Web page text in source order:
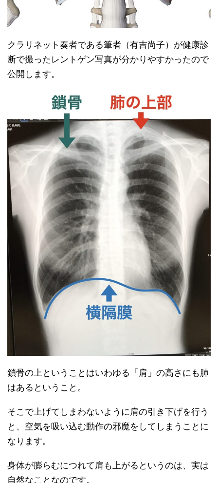
クラリネット奏者である筆者（有吉尚子）が健康診
断で撮ったレントゲン写真が分かりやすかったので
公開します。
鎖骨の上ということはいわゆる「肩」の高さにも肺
はあるということ。
そこで上げてしまわないように肩の引き下げを行う
と、空気を吸い込む動作の邪魔をしてしまうことに
なります。
身体が膨らむにつれて肩も上がるというのは、実は
自然なことなのです。